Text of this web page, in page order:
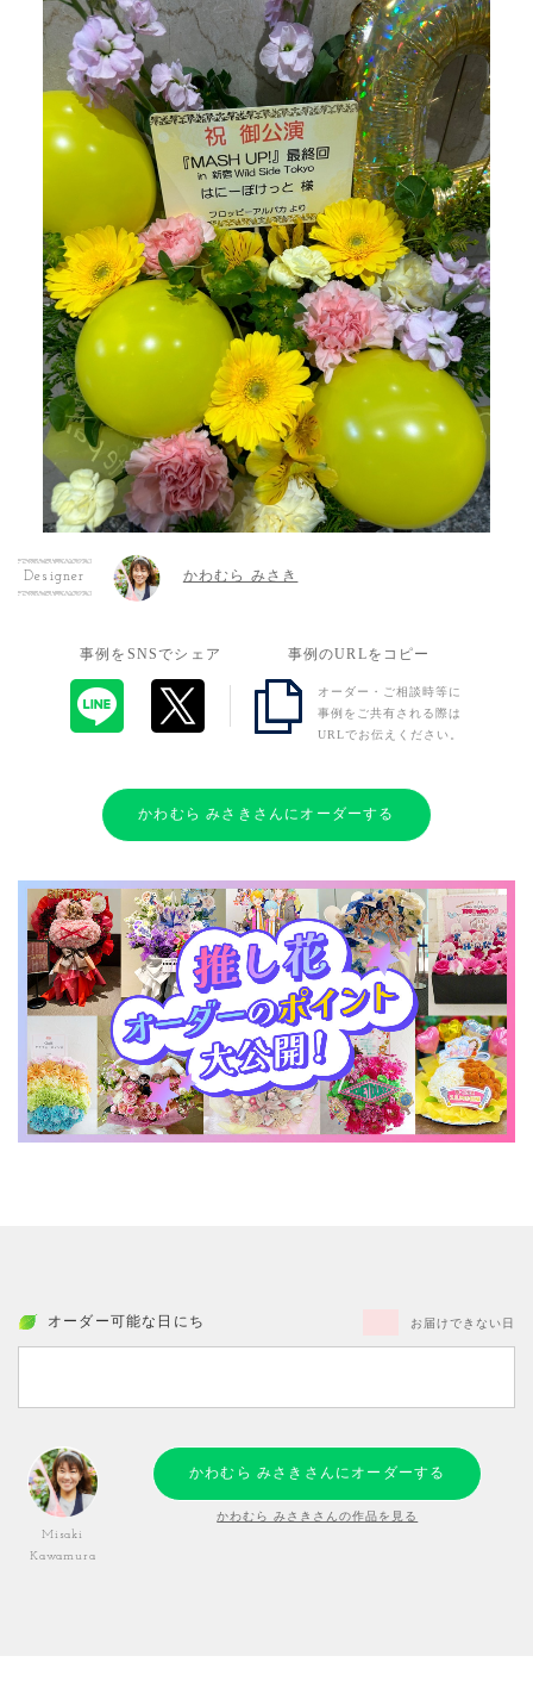
Designer かわむら みさき
事例をSNSでシェア 事例のURLをコピー
オーダー・ご相談時等に
事例をご共有される際は
URLでお伝えください。
かわむら みさきさんにオーダーする
オーダー可能な日にち お届けできない日
Misaki
Kawamura
かわむら みさきさんにオーダーする
かわむら みさきさんの作品を見る